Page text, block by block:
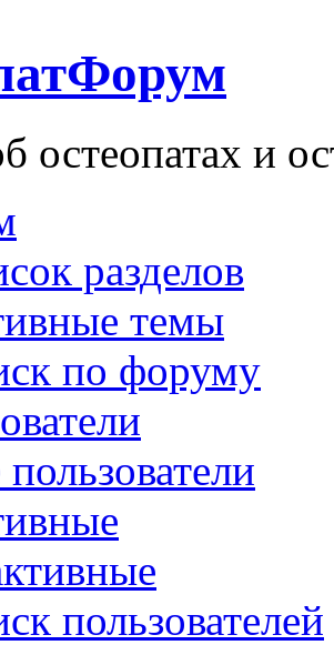
остеопатах и
разделов
темы
по форуму
пользователей